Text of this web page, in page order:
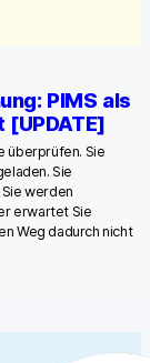
PIMS als
überprüfen. Sie
Sie
werden
erwartet Sie
Weg dadurch nicht